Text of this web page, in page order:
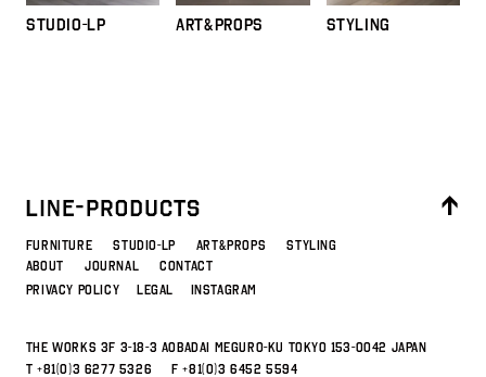
STUDIO-LP ART&PROPS STYLING
FURNITURE STUDIO-LP ART&PROPS
STYLING
ABOUT
JOURNAL
CONTACT
PRIVACY POLICY
LEGAL INSTAGRAM
THE WORKS 3F 3-18-3 Aobadai Meguro-ku Tokyo 153-0042 JAPAN
T+81(0)3 6277 5326 F +81(0)3 6452 5594